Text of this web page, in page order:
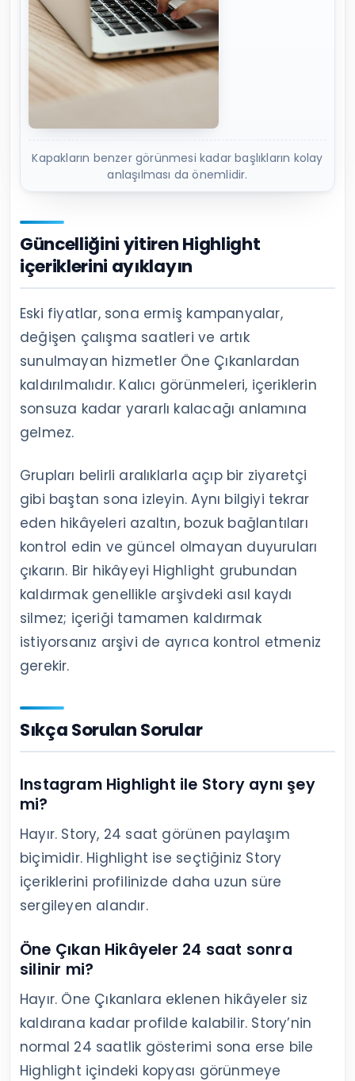
Kapakların benzer görünmesi kadar başlıkların kolay
anlaşılması da önemlidir.
Güncelliğini yitiren Highlight
içeriklerini ayıklayın
Eski fiyatlar, sona ermiş kampanyalar,
değişen çalışma saatleri ve artık
sunulmayan hizmetler Öne Çıkanlardan
kaldırılmalıdır. Kalıcı görünmeleri, içeriklerin
sonsuza kadar yararlı kalacağı anlamına
gelmez.
Grupları belirli aralıklarla açıp bir ziyaretçi
gibi baştan sona izleyin. Aynı bilgiyi tekrar
eden hikâyeleri azaltın, bozuk bağlantıları
kontrol edin ve güncel olmayan duyuruları
çıkarın. Bir hikâyeyi Highlight grubundan
kaldırmak genellikle arşivdeki asıl kaydı
silmez; içeriği tamamen kaldırmak
istiyorsanız arşivi de ayrıca kontrol etmeniz
gerekir.
Sıkça Sorulan Sorular
Instagram Highlight ile Story aynı şey
mi?
Hayır. Story, 24 saat görünen paylaşım
biçimidir. Highlight ise seçtiğiniz Story
içeriklerini profilinizde daha uzun süre
sergileyen alandır.
Öne Çıkan Hikâyeler 24 saat sonra
silinir mi?
Hayır. Öne Çıkanlara eklenen hikâyeler siz
kaldırana kadar profilde kalabilir. Story’nin
normal 24 saatlik gösterimi sona erse bile
Highlight içindeki kopyası görünmeye